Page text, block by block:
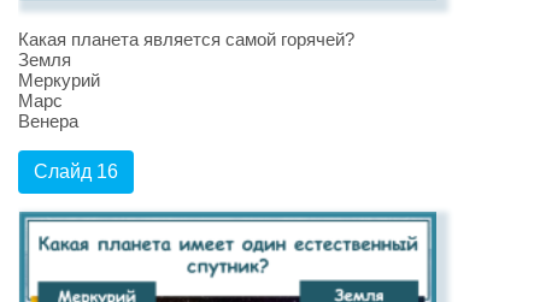
Какая планета является самой горячей?
Земля
Меркурий
Марс
Венера
Слайд 16